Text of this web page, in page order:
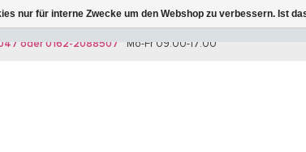
Wir haben
oder 0162-2088507 Mo-Fr 09:00-17:00
nur für interne Zwecke um den Webshop zu verbessern. Ist